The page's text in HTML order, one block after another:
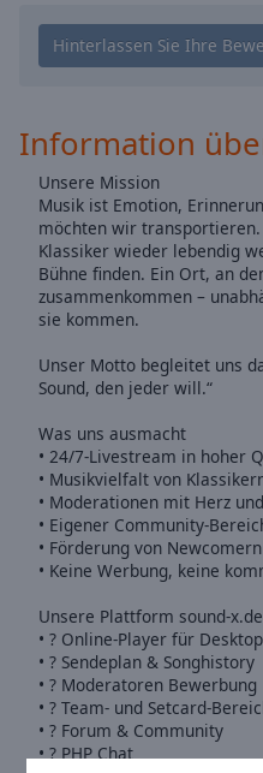
Background
Caption
Area
Background
Color
Opacity
Font
Edge
Style
Font
Family
Information
Unsere Mission
Musik ist Emotion,
möchten wir transportieren.
Klassiker wieder lebendig
Bühne finden. Ein Ort, an
zusammenkommen –
sie kommen.
Unser Motto begleitet uns
Sound, den jeder will.“
Was uns ausmacht
• 24/7-Livestream in hoher
• Musikvielfalt von
• Moderationen mit Herz
• Eigener Community-
• Förderung von
• Keine Werbung, keine
Unsere Plattform sound-
• ? Online-Player für
• ? Sendeplan & Songhistory
• ?️ Moderatoren Bewerbung
• ? Team- und Setcard-
• ? Forum & Community
• ? PHP Chat